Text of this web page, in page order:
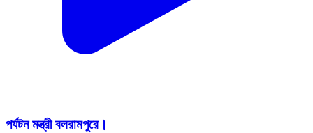
পর্যটন মন্ত্রী বলরামপুরে।